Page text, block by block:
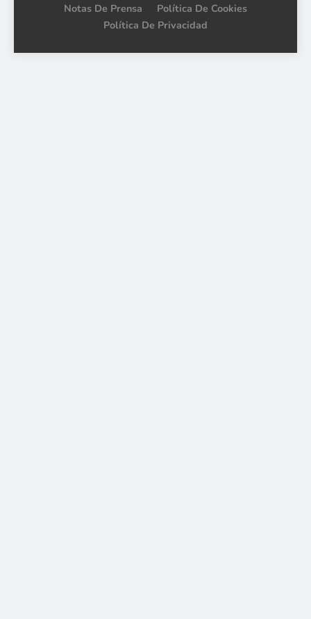
Notas De Prensa
Política De Cookies
Política De Privacidad